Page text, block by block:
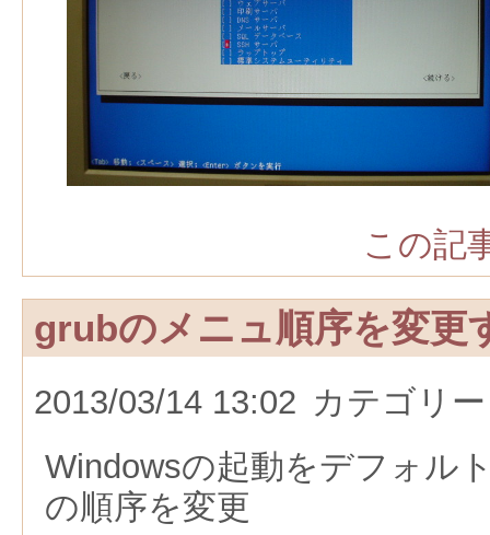
この記
grubのメニュ順序を変更
2013/03/14 13:02 カテゴリ
Windowsの起動をデフォル
の順序を変更